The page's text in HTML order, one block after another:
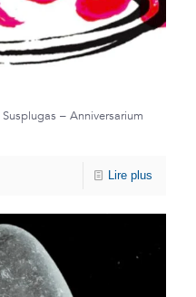
– Anniversarium
Lire plus